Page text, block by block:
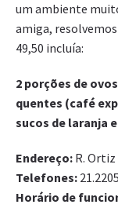
um ambiente
amiga,
49,50 incluía:
2 porções de
quentes (café
sucos de laranja
Endereço: R.
Telefones:
Horário de